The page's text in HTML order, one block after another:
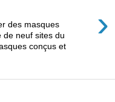
›
des masques
de neuf sites du
conçus et